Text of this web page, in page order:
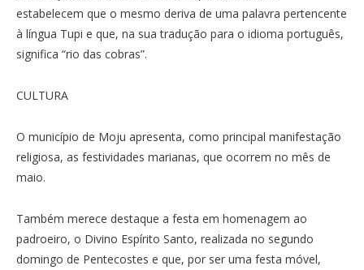
estabelecem que o mesmo deriva de uma palavra pertencente
à língua Tupi e que, na sua tradução para o idioma português,
significa “rio das cobras”.
CULTURA
O município de Moju apresenta, como principal manifestação
religiosa, as festividades marianas, que ocorrem no mês de
maio.
Também merece destaque a festa em homenagem ao
padroeiro, o Divino Espírito Santo, realizada no segundo
domingo de Pentecostes e que, por ser uma festa móvel,